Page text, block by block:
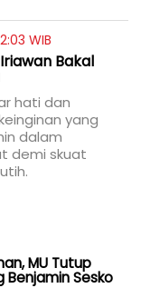
WIB
Bakal
hati dan
yang
dalam
demi skuat
MU Tutup
Benjamin Sesko